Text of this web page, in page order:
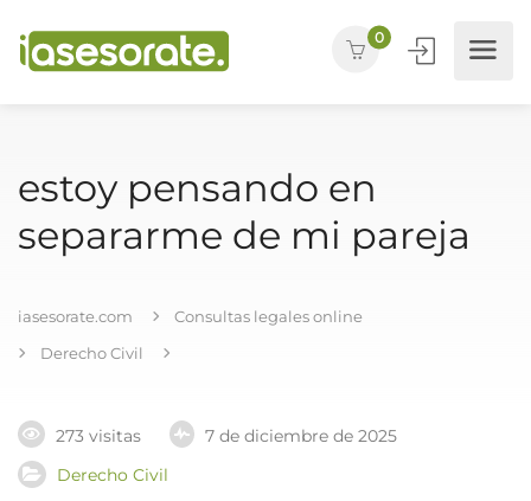
0
estoy pensando en
separarme de mi pareja
iasesorate.com
Consultas legales online
Derecho Civil
273 visitas
7 de diciembre de 2025
Derecho Civil